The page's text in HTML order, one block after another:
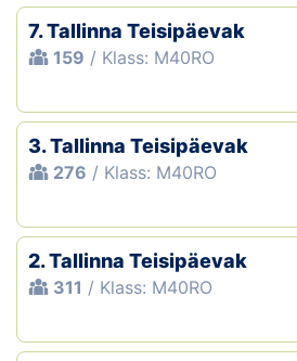
7. Tallinna Teisipäevak
159 / Klass: M40RO
3. Tallinna Teisipäevak
276 / Klass: M40RO
2. Tallinna Teisipäevak
311 / Klass: M40RO